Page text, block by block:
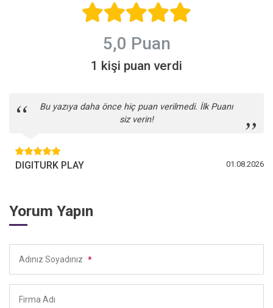
5,0 Puan
1 kişi puan verdi
Bu yazıya daha önce hiç puan verilmedi. İlk Puanı
siz verin!
01.08.2026
DIGITURK PLAY
Yorum Yapın
Adınız Soyadınız *
Firma Adı